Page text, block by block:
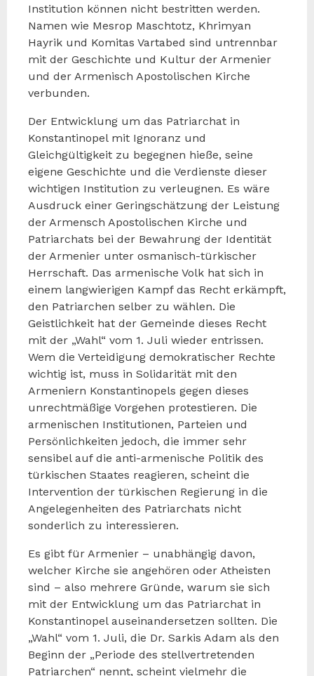
Institution können nicht bestritten werden.
Namen wie Mesrop Maschtotz, Khrimyan
Hayrik und Komitas Vartabed sind untrennbar
mit der Geschichte und Kultur der Armenier
und der Armenisch Apostolischen Kirche
verbunden.
Der Entwicklung um das Patriarchat in
Konstantinopel mit Ignoranz und
Gleichgültigkeit zu begegnen hieße, seine
eigene Geschichte und die Verdienste dieser
wichtigen Institution zu verleugnen. Es wäre
Ausdruck einer Geringschätzung der Leistung
der Armensch Apostolischen Kirche und
Patriarchats bei der Bewahrung der Identität
der Armenier unter osmanisch-türkischer
Herrschaft. Das armenische Volk hat sich in
einem langwierigen Kampf das Recht erkämpft,
den Patriarchen selber zu wählen. Die
Geistlichkeit hat der Gemeinde dieses Recht
mit der „Wahl“ vom 1. Juli wieder entrissen.
Wem die Verteidigung demokratischer Rechte
wichtig ist, muss in Solidarität mit den
Armeniern Konstantinopels gegen dieses
unrechtmäßige Vorgehen protestieren. Die
armenischen Institutionen, Parteien und
Persönlichkeiten jedoch, die immer sehr
sensibel auf die anti-armenische Politik des
türkischen Staates reagieren, scheint die
Intervention der türkischen Regierung in die
Angelegenheiten des Patriarchats nicht
sonderlich zu interessieren.
Es gibt für Armenier – unabhängig davon,
welcher Kirche sie angehören oder Atheisten
sind – also mehrere Gründe, warum sie sich
mit der Entwicklung um das Patriarchat in
Konstantinopel auseinandersetzen sollten. Die
„Wahl“ vom 1. Juli, die Dr. Sarkis Adam als den
Beginn der „Periode des stellvertretenden
Patriarchen“ nennt, scheint vielmehr die